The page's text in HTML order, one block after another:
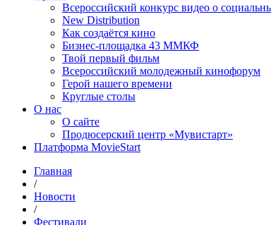
Всероссийский конкурс видео о
New Distribution
Как создаётся кино
Бизнес-площадка 43 ММКФ
Твой первый фильм
Всероссийский молодежный кинофорум
Герой нашего времени
Круглые столы
О нас
О сайте
Продюсерский центр «Мувистарт»
Платформа MovieStart
Главная
/
Новости
/
Фестивали